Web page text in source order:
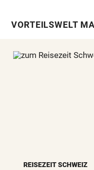
VORTEILSWELT
REISEZEIT SCHWEIZ